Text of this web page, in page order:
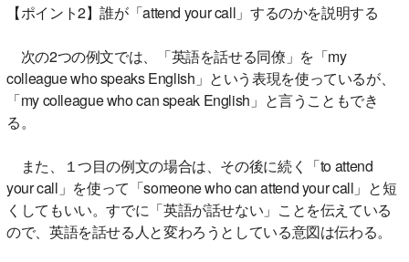
【ポイント2】誰が「attend your call」するのかを説明する
次の2つの例文では、「英語を話せる同僚」を「my
colleague who speaks English」という表現を使っているが、
「my colleague who can speak English」と言うこともでき
る。
また、１つ目の例文の場合は、その後に続く「to attend
your call」を使って「someone who can attend your call」と短
くしてもいい。すでに「英語が話せない」ことを伝えている
ので、英語を話せる人と変わろうとしている意図は伝わる。